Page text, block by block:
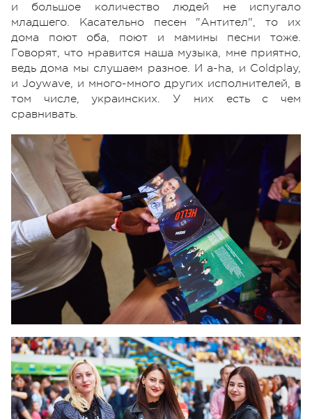
и большое количество людей не испугало
младшего. Касательно песен "Антител", то их
дома поют оба, поют и мамины песни тоже.
Говорят, что нравится наша музыка, мне приятно,
ведь дома мы слушаем разное. И a-ha, и Coldplay,
и Joywave, и много-много других исполнителей, в
том числе, украинских. У них есть с чем
сравнивать.